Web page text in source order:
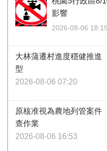
影響
2026-08-06 18:15
大林蒲遷村進度穩健推
型
2026-08-06 07:20
原核准視為農地列管案
查作業
2026-08-06 16:53